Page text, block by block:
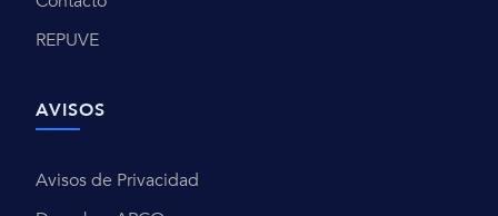
REPUVE
AVISOS
Avisos de Privacidad